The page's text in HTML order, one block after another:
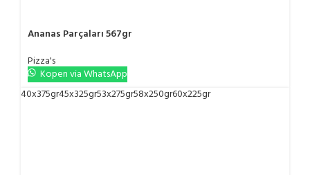
Ananas Parçaları 567gr
Pizza's
Kopen via WhatsApp
40x375gr45x325gr53x275gr58x250gr60x225gr